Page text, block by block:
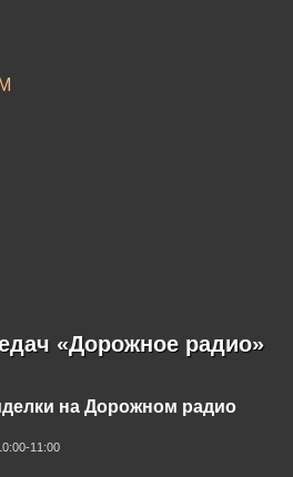
«Дорожное радио»
на Дорожном радио
11:00